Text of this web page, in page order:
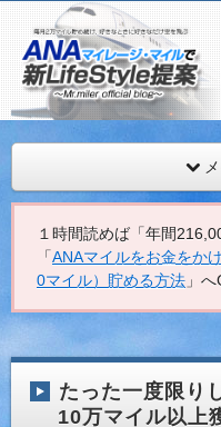
ANAマイレージ
ANAマイレージを年間最
見。
メ
１時間読めば「年間
「ANAマイルをお金をか
0マイル）貯める方法 」
たった一度限り
10万マイル以上